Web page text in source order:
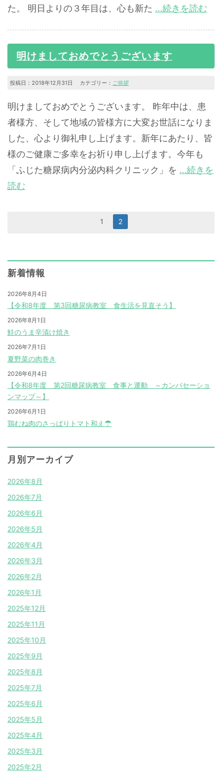
た。 明日よりの３年目は、心も新た …続きを読む
明けましておめでとうございます
投稿日：2018年12月31日 カテゴリー： ご挨拶
明けましておめでとうございます。 昨年中は、患
者様方、そして地域の皆様方に大変お世話になりま
した、心より御礼申し上げます。新年にあたり、皆
様のご健康ご多幸をお祈り申し上げます。今年も
「ふじた糖尿病内分泌内科クリニック」を …続きを
読む
1 2
新着情報
【令和8年度 第3回糖尿病教室 食生活を見直そう】
2026年8月4日
鮭のうま辛漬け焼き
2026年8月1日
夏野菜の肉巻き
2026年7月1日
【令和8年度 第2回糖尿病教室 食事と運動 ～カンバセーショ
ンマップ～】
2026年6月4日
鶏むね肉のさっぱりトマト和え☂
2026年6月1日
月別アーカイブ
2026年8月
2026年7月
2026年6月
2026年5月
2026年4月
2026年3月
2026年2月
2026年1月
2025年12月
2025年11月
2025年10月
2025年9月
2025年8月
2025年7月
2025年6月
2025年5月
2025年4月
2025年3月
2025年2月